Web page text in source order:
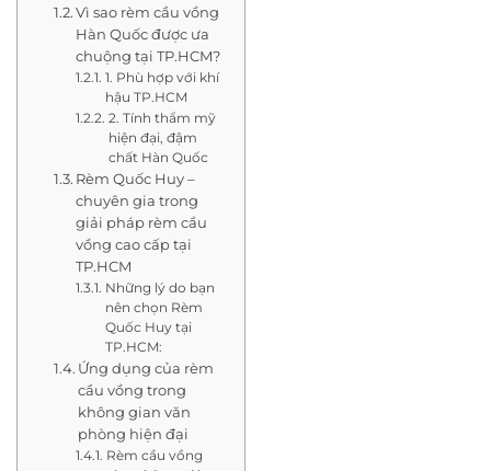
Vì sao rèm cầu vồng
Hàn Quốc được ưa
chuộng tại TP.HCM?
1. Phù hợp với khí
hậu TP.HCM
2. Tính thẩm mỹ
hiện đại, đậm
chất Hàn Quốc
Rèm Quốc Huy –
chuyên gia trong
giải pháp rèm cầu
vồng cao cấp tại
TP.HCM
Những lý do bạn
nên chọn Rèm
Quốc Huy tại
TP.HCM:
Ứng dụng của rèm
cầu vồng trong
không gian văn
phòng hiện đại
Rèm cầu vồng